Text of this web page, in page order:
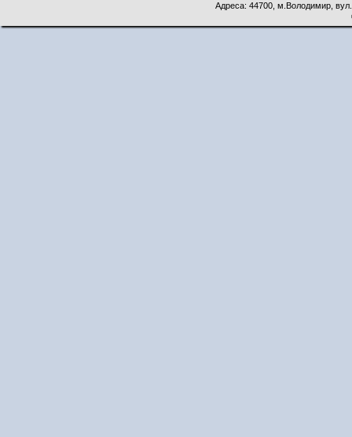
Адреса: 44700, м.Володимир,